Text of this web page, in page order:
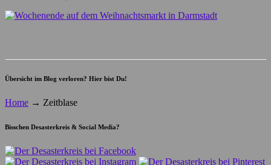
Übersicht im Blog verloren? Hier bist Du!
Home → Zeitblase
Bisschen Desasterkreis & Social Media?